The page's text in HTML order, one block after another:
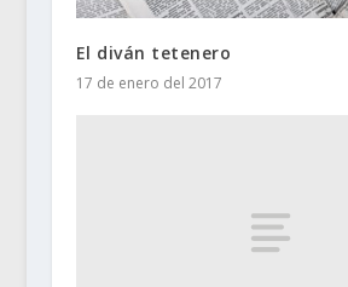
El diván tetenero
17 de enero del 2017